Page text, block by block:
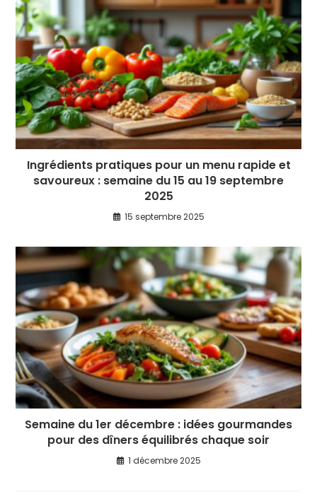
Ingrédients pratiques pour un menu rapide et
savoureux : semaine du 15 au 19 septembre
2025
15 septembre 2025
Semaine du 1er décembre : idées gourmandes
pour des dîners équilibrés chaque soir
1 décembre 2025